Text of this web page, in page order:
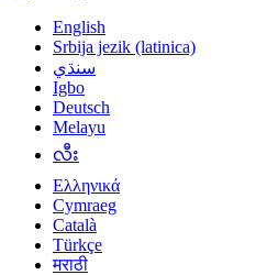
English
Srbija jezik (latinica)
سنڌي
Igbo
Deutsch
Melayu
လီး
Ελληνικά
Cymraeg
Català
Türkçe
मराठी